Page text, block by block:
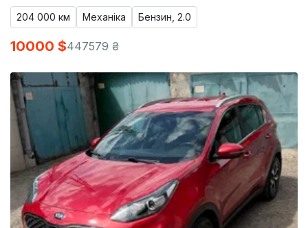
204 000 км Механіка Бензин, 2.0
10000 $447579 ₴